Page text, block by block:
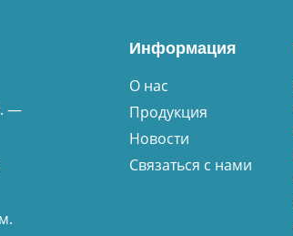
—
Информация
О нас
Продукция
Новости
Связаться с нами